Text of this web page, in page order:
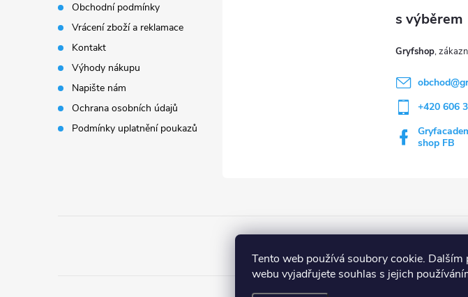
Tento web používá soubory cookie.
webu vyjadřujete souhlas s jejich
Obchodní podmínky
Vrácení zboží a reklamace
Kontakt
Výhody nákupu
Napište nám
Ochrana osobních údajů
Podmínky uplatnění poukazů
Gryfshop
obchod@
+420 606
shop FB